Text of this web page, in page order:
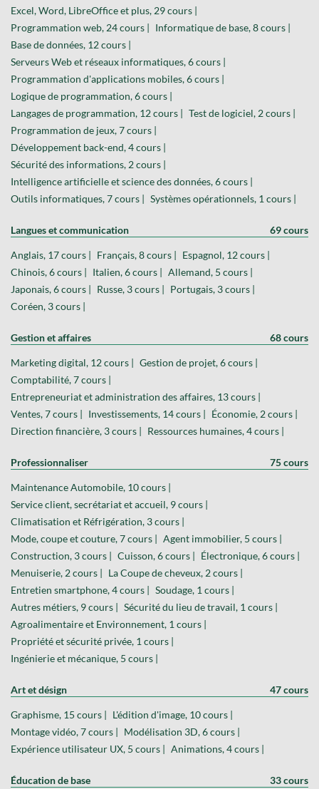
Excel, Word, LibreOffice et plus, 29 cours |
Programmation web, 24 cours | Informatique de base, 8 cours |
Base de données, 12 cours |
Serveurs Web et réseaux informatiques, 6 cours |
Programmation d'applications mobiles, 6 cours |
Logique de programmation, 6 cours |
Langages de programmation, 12 cours | Test de logiciel, 2 cours |
Programmation de jeux, 7 cours |
Développement back-end, 4 cours |
Sécurité des informations, 2 cours |
Intelligence artificielle et science des données, 6 cours |
Outils informatiques, 7 cours | Systèmes opérationnels, 1 cours |
Langues et communication 69 cours
Anglais, 17 cours | Français, 8 cours | Espagnol, 12 cours |
Chinois, 6 cours | Italien, 6 cours | Allemand, 5 cours |
Japonais, 6 cours | Russe, 3 cours | Portugais, 3 cours |
Coréen, 3 cours |
Gestion et affaires 68 cours
Marketing digital, 12 cours | Gestion de projet, 6 cours |
Comptabilité, 7 cours |
Entrepreneuriat et administration des affaires, 13 cours |
Ventes, 7 cours | Investissements, 14 cours | Économie, 2 cours |
Direction financière, 3 cours | Ressources humaines, 4 cours |
Professionnaliser 75 cours
Maintenance Automobile, 10 cours |
Service client, secrétariat et accueil, 9 cours |
Climatisation et Réfrigération, 3 cours |
Mode, coupe et couture, 7 cours | Agent immobilier, 5 cours |
Construction, 3 cours | Cuisson, 6 cours | Électronique, 6 cours |
Menuiserie, 2 cours | La Coupe de cheveux, 2 cours |
Entretien smartphone, 4 cours | Soudage, 1 cours |
Autres métiers, 9 cours | Sécurité du lieu de travail, 1 cours |
Agroalimentaire et Environnement, 1 cours |
Propriété et sécurité privée, 1 cours |
Ingénierie et mécanique, 5 cours |
Art et désign 47 cours
Graphisme, 15 cours | L'édition d'image, 10 cours |
Montage vidéo, 7 cours | Modélisation 3D, 6 cours |
Expérience utilisateur UX, 5 cours | Animations, 4 cours |
Éducation de base 33 cours